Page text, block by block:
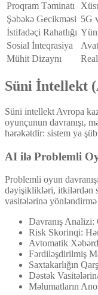
Proqram Təminatı
Şəbəkə Gecikməsi 5G
İstifadəçi Rahatlığı
Sosial İnteqrasiya
Mühit Dizaynı
Süni İntellekt
Süni intellekt Avropa
oyunçunun davranışı,
hərəkətdir: sistem ya
AI ilə Problemli
Problemli oyun
dəyişiklikləri, itkilərdən
vasitələrinə
Davranış
Risk Skorinqi:
Avtomatik
Fərdiləşdirilmiş
Saxtakarlığın
Dəstək
Məlumatların